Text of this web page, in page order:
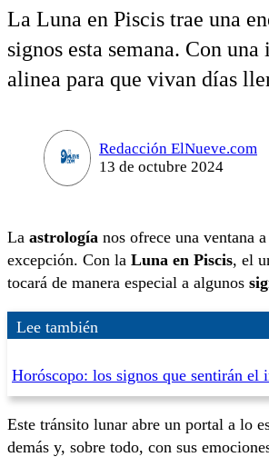
La Luna en Piscis trae una
signos esta semana. Con
alinea para que vivan días
Redacción ElNueve.com
13 de octubre 2024
La astrología nos ofrece una ventana
excepción. Con la Luna en Piscis, el
tocará de manera especial a algunos
Lee también
Horóscopo: los signos que sentirán el
Este tránsito lunar abre un portal a lo
demás y, sobre todo, con sus